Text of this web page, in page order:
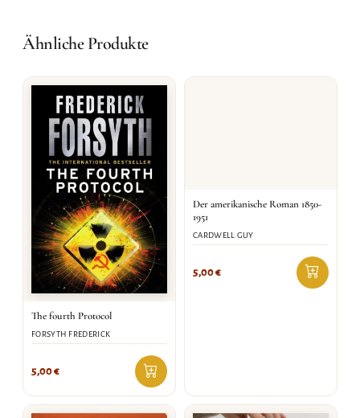
Ähnliche Produkte
The fourth Protocol
FORSYTH FREDERICK
5,00€
Der amerikanische Roman 1850-
1951
CARDWELL GUY
5,00€